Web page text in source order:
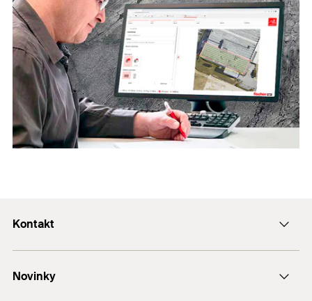
Kontakt
e-Mail
Novinky